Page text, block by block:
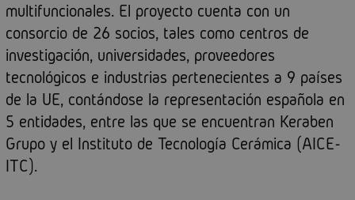
multifuncionales. El proyecto cuenta con un
consorcio de 26 socios, tales como centros de
investigación, universidades, proveedores
tecnológicos e industrias pertenecientes a 9 países
de la UE, contándose la representación española en
5 entidades, entre las que se encuentran Keraben
Grupo y el Instituto de Tecnología Cerámica (AICE-
ITC).